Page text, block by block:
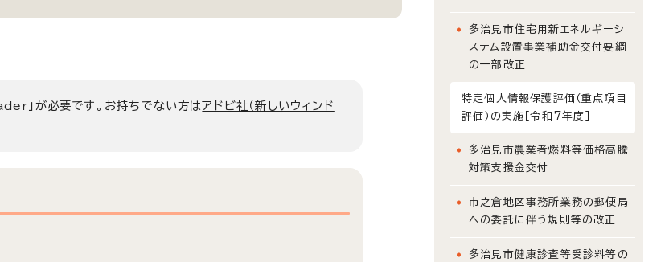
」が必要です。お持ちでない方はアドビ社（新しいウィンド
多治見市住宅用新エネルギーシ
ステム設置事業補助金交付要綱
の一部改正
特定個人情報保護評価（重点項目
評価）の実施［令和7年度］
多治見市農業者燃料等価格高騰
対策支援金交付
市之倉地区事務所業務の郵便局
への委託に伴う規則等の改正
多治見市健康診査等受診料等の